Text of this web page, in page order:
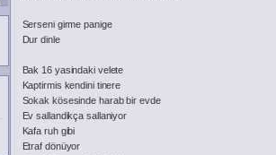
Serseni girme panige
Dur dinle
Bak 16 yasindaki velete
Kaptirmis kendini tinere
Sokak kösesinde harab bir evde
Ev sallandikça sallaniyor
Kafa ruh gibi
Etraf dönüyor